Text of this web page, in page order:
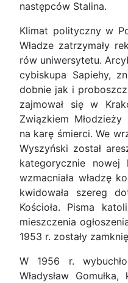
następ­ców Stalina.
Klimat polityczny w
Władze zatrzymały
rów uniwersytetu.
cybiskupa Sapiehy,
dobnie jak i
zajmował się w
Związkiem
na karę śmierci. We
Wyszyński został
kategorycznie nowej
wzmacniała władzę
kwidowała szereg
Kościoła. Pisma
mieszczenia
1953 r. zostały
W 1956 r.
Władysław